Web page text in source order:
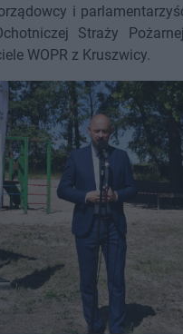
i
Straży
WOPR z Kruszwicy.